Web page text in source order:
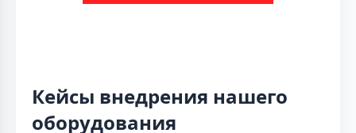
Кейсы внедрения нашего
оборудования